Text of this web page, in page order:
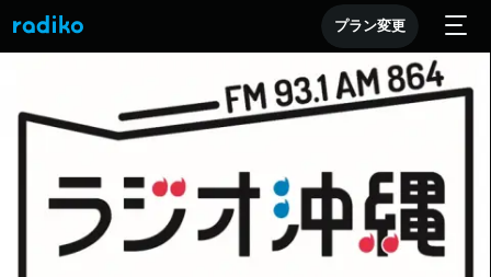
プラン変更